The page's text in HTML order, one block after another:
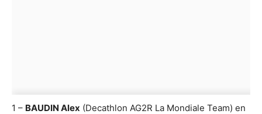
1 – BAUDIN Alex (Decathlon AG2R La Mondiale Team) en